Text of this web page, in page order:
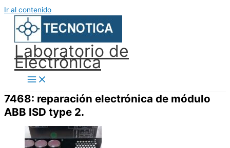
Ir al contenido
Laboratorio de
Electrónica
7468: reparación electrónica de módulo
ABB ISD type 2.